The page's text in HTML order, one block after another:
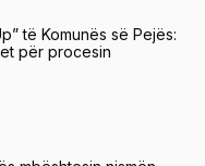
të Komunës së Pejës:
për procesin